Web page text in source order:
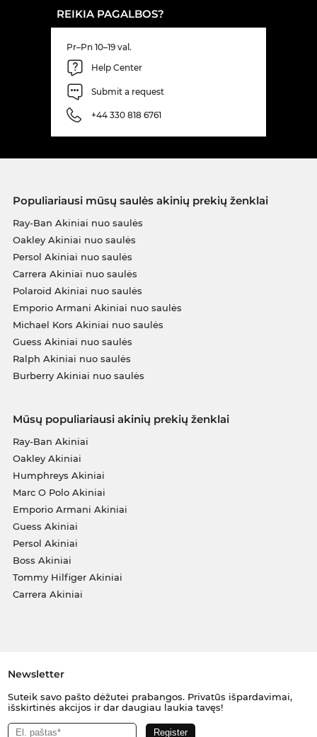
REIKIA PAGALBOS?
Pr–Pn 10–19 val.
Help Center
Submit a request
+44 330 818 6761
Populiariausi mūsų saulės akinių prekių ženklai
Ray-Ban Akiniai nuo saulės
Oakley Akiniai nuo saulės
Persol Akiniai nuo saulės
Carrera Akiniai nuo saulės
Polaroid Akiniai nuo saulės
Emporio Armani Akiniai nuo saulės
Michael Kors Akiniai nuo saulės
Guess Akiniai nuo saulės
Ralph Akiniai nuo saulės
Burberry Akiniai nuo saulės
Mūsų populiariausi akinių prekių ženklai
Ray-Ban Akiniai
Oakley Akiniai
Humphreys Akiniai
Marc O Polo Akiniai
Emporio Armani Akiniai
Guess Akiniai
Persol Akiniai
Boss Akiniai
Tommy Hilfiger Akiniai
Carrera Akiniai
Newsletter
Suteik savo pašto dėžutei prabangos. Privatūs išpardavimai,
išskirtinės akcijos ir dar daugiau laukia tavęs!